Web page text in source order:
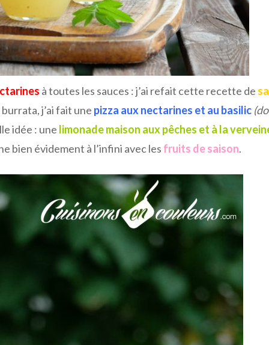
à toutes les sauces : j’ai refait cette recette de
j’ai fait une pizza aux nectarines et au basilic
idée : une limonade maison aux pêches et à la
bien évidement à l’infini avec les fruits de saison.